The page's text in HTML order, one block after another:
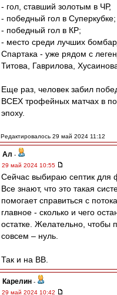
- гол, ставший золотым в ЧР,
- победный гол в Суперкубке;
- победный гол в КР;
- место среди лучших
Спартака - уже рядом с
Титова, Гаврилова,
Еще раз, человек забил
ВСЕХ трофейных матчах в
эпоху.
Редактировалось 29 май 2024 11:12
Ал -
29 май 2024 10:55
Сейчас выбираю септик для
Все знают, что это такая
помогает справиться с
главное - сколько и чего
остатке. Желательно, чтобы
совсем – нуль.
Так и на ВВ.
Карелин -
29 май 2024 10:42